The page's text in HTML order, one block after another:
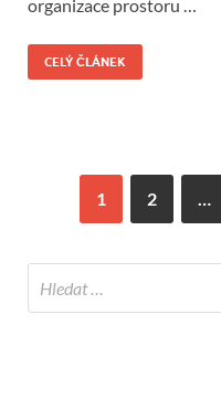
organizace prostoru …
CELÝ ČLÁNEK
1 2 …